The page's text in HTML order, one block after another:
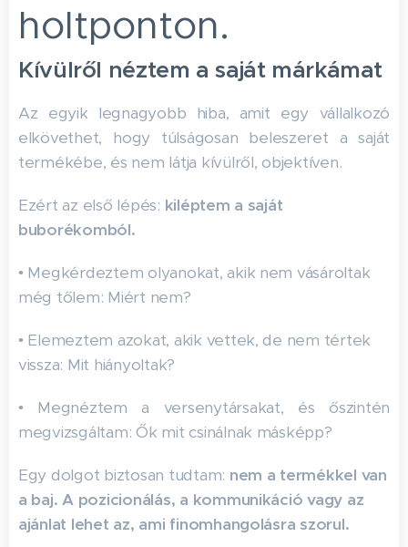
holtponton.
Kívülről néztem a saját márkámat
Az egyik legnagyobb hiba, amit egy vállalkozó
elkövethet, hogy túlságosan beleszeret a saját
termékébe, és nem látja kívülről, objektíven.
Ezért az első lépés: kiléptem a saját
buborékomból.
• Megkérdeztem olyanokat, akik nem vásároltak
még tőlem: Miért nem?
• Elemeztem azokat, akik vettek, de nem tértek
vissza: Mit hiányoltak?
• Megnéztem a versenytársakat, és őszintén
megvizsgáltam: Ők mit csinálnak másképp?
Egy dolgot biztosan tudtam: nem a termékkel van
a baj. A pozicionálás, a kommunikáció vagy az
ajánlat lehet az, ami finomhangolásra szorul.